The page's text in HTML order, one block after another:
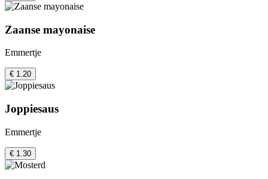
Zaanse mayonaise
Emmertje
€ 1.20
Joppiesaus
Emmertje
€ 1.30